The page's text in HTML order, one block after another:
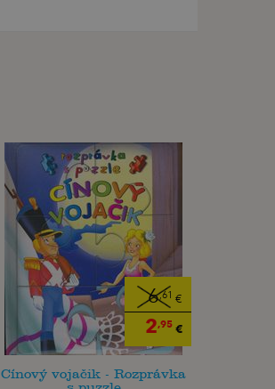
6,61 €
2,95€
Cínový vojačik - Rozprávka